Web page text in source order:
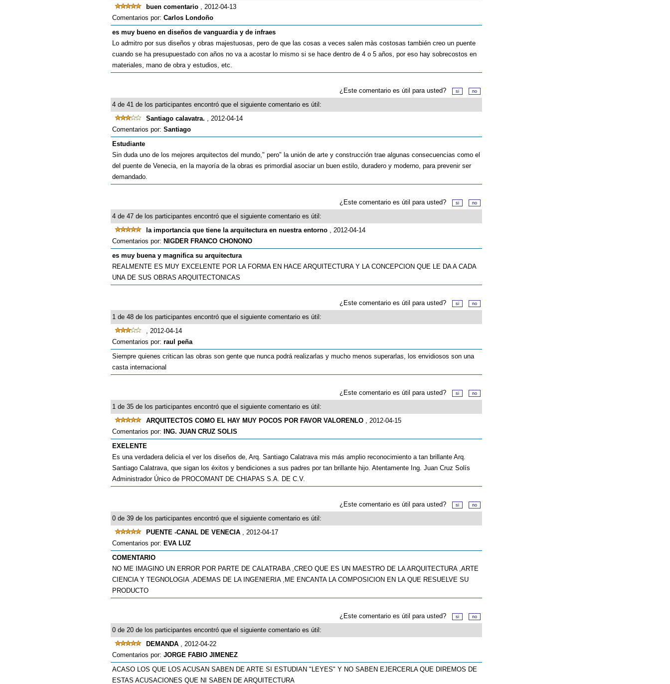
buen comentario , 2012-04-13
Comentarios por: Carlos Londoño
es muy bueno en diseños de vanguardia y de infraes
Lo admitro por sus diseños y obras majestuosas, pero de que las cosas a veces salen màs costosas también creo un puente
cuando se ha presupuestado con años no va a acostar lo mismo si se hace dentro de 4 o 5 años, por eso hay sobrecostos en
materiales, mano de obra y estudios, etc.
¿Este comentario es útil para usted?
4 de 41 de los participantes encontró que el siguiente comentario es útil:
Santiago calavatra. , 2012-04-14
Comentarios por: Santiago
Estudiante
Sin duda uno de los mejores arquitectos del mundo," pero" la unión de arte y construcción trae algunas consecuencias como el
del puente de Venecia, en la mayoría de la obras es primordial asociar un buen estilo, duradero y moderno, para prevenir ser
demandado.
¿Este comentario es útil para usted?
4 de 47 de los participantes encontró que el siguiente comentario es útil:
la importancia que tiene la arquitectura en nuestra entorno , 2012-04-14
Comentarios por: NIGDER FRANCO CHONONO
es muy buena y magnifica su arquitectura
REALMENTE ES MUY EXCELENTE POR LA FORMA EN HACE ARQUITECTURA Y LA CONCEPCION QUE LE DA A CADA
UNA DE SUS OBRAS ARQUITECTONICAS
¿Este comentario es útil para usted?
1 de 48 de los participantes encontró que el siguiente comentario es útil:
, 2012-04-14
Comentarios por: raul peña
Siempre quienes critican las obras son gente que nunca podrá realizarlas y mucho menos superarlas, los envidiosos son una
casta internacional
¿Este comentario es útil para usted?
1 de 35 de los participantes encontró que el siguiente comentario es útil:
ARQUITECTOS COMO EL HAY MUY POCOS POR FAVOR VALORENLO , 2012-04-15
Comentarios por:
ING. JUAN CRUZ SOLIS
EXELENTE
Es una verdadera delicia el ver los diseños de, Arq. Santiago Calatrava mis más amplio reconocimiento a tan brillante Arq.
Santiago Calatrava, que sigan los éxitos y bendiciones a sus padres por tan brillante hijo. Atentamente Ing. Juan Cruz Solís
Administrador Único de PROCOMANT DE CHIAPAS S.A. DE C.V.
¿Este comentario es útil para usted?
0 de 39 de los participantes encontró que el siguiente comentario es útil:
PUENTE -CANAL DE VENECIA , 2012-04-17
Comentarios por: EVA LUZ
COMENTARIO
NO ME IMAGINO UN ERROR POR PARTE DE CALATRABA ,CREO QUE ES UN MAESTRO DE LA ARQUITECTURA ,ARTE
CIENCIA Y TEGNOLOGIA ,ADEMAS DE LA INGENIERIA ,ME ENCANTA LA COMPOSICION EN LA QUE RESUELVE SU
PRODUCTO
¿Este comentario es útil para usted?
0 de 20 de los participantes encontró que el siguiente comentario es útil:
DEMANDA , 2012-04-22
Comentarios por: JORGE FABIO JIMENEZ
ACASO LOS QUE LOS ACUSAN SABEN DE ARTE SI ESTUDIAN "LEYES" Y NO SABEN EJERCERLA QUE DIREMOS DE
ESTAS ACUSACIONES QUE NI SABEN DE ARQUITECTURA